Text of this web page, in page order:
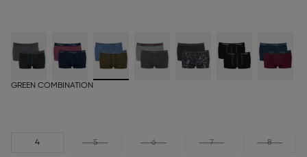
GREEN COMBINATION
4 5 6 7 8